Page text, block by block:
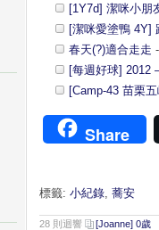
[1Y7d] 潔咪小朋
[潔咪愛塗鴨 4Y]
春天(?)適合走走
[每週好球] 2012
[Camp-43 苗栗
Share
標籤: 小紀錄, 蕎安
28 則迴響 [Joanne] 0歲